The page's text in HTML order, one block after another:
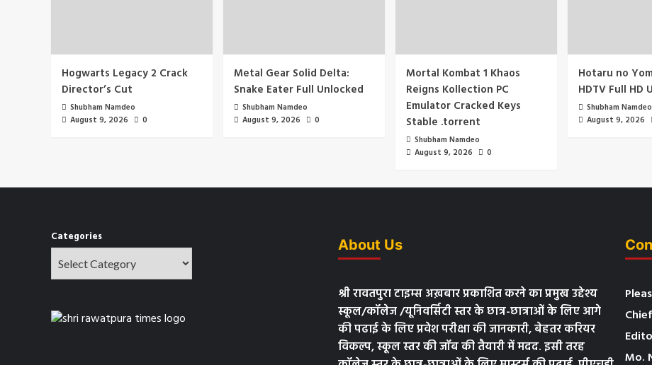
Hogwarts Legacy 2 Crack
Director’s Cut
Shubham Namdeo
August 9, 2026
0
Metal Gear Solid Delta:
Snake Eater Full Unlocked
Shubham Namdeo
August 9, 2026
0
Mortal Kombat 1 Khaos
Reigns Kollection PC
Emulator Cracked Keys
Stable .torrent
Shubham Namdeo
August 9, 2026
0
Hotaru no
HDTV Full HD
Shubham Namdeo
August 9, 2026
Categories About Us
श्री रावतपुरा टाइम्स अख़बार प्रकाशित करने का प्रमुख उद्देश्य
स्कूल/कॉलेज /यूनिवर्सिटी स्तर के छात्र-छात्राओं के लिए आगे
की पढाई के लिए प्रवेश परीक्षा की जानकारी, बेहतर करियर
विकल्प, स्कूल स्तर की जॉब की तैयारी में मदद. इसी तरह
Mo.